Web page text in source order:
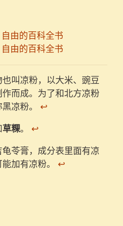
由的百科全书
由的百科全书
叫凉粉，以大米、豌豆
而成。为了和北方凉粉
凉粉。 ↩︎
草粿。 ↩︎
苓膏，成分表里面有凉
加有凉粉。 ↩︎